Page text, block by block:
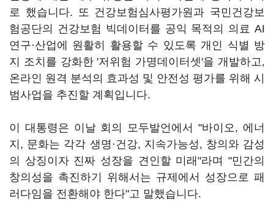
로 했습니다. 또 건강보험심사평가원과 국민건강보
험공단의 건강보험 빅데이터를 공익 목적의 의료 AI
연구·산업에 원활히 활용할 수 있도록 개인 식별 방
지 조치를 강화한 '저위험 가명데이터셋'을 개발하고,
온라인 원격 분석의 효과성 및 안전성 평가를 위해 시
범사업을 추진할 계획입니다.
이 대통령은 이날 회의 모두발언에서 "바이오, 에너
지, 문화는 각각 생명·건강, 지속가능성, 창의와 감성
의 상징이자 진짜 성장을 견인할 미래"라며 "민간의
창의성을 촉진하기 위해서는 규제에서 성장으로 패
러다임을 전환해야 한다"고 말했습니다.